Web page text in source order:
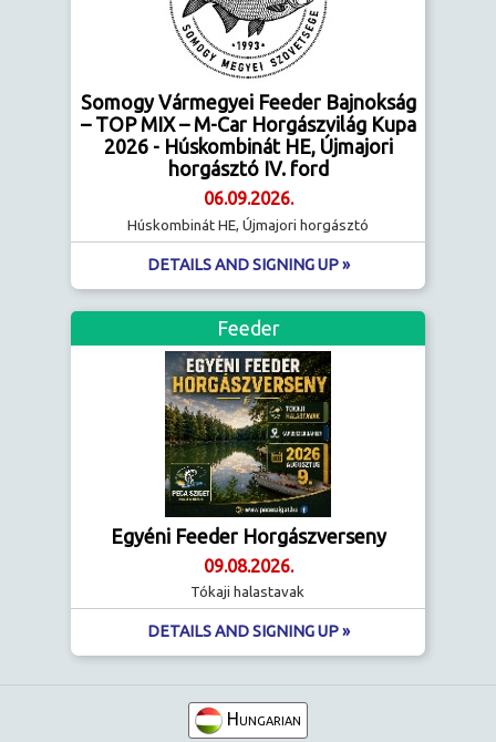
Somogy Vármegyei Feeder Bajnokság
– TOP MIX – M-Car Horgászvilág Kupa
2026 - Húskombinát HE, Újmajori
horgásztó IV. ford
06.09.2026.
Húskombinát HE, Újmajori horgásztó
DETAILS AND SIGNING UP »
Feeder
Egyéni Feeder Horgászverseny
09.08.2026.
Tókaji halastavak
DETAILS AND SIGNING UP »
Hungarian